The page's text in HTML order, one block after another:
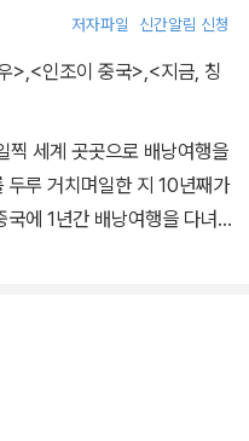
크로드(공저)>, <당신이 몰
칭다오(공저)>가 있다. 블
행 blog.naver.com/koaram
저자파일 신간알림 신청
>,<인조이 중국>,<지금, 칭
찍 세계 곳곳으로 배낭여행을
두루 거치며일한 지 10년째가
국에 1년간 배낭여행을 다녀왔
)>, <지금, 칭다오(공저)>가